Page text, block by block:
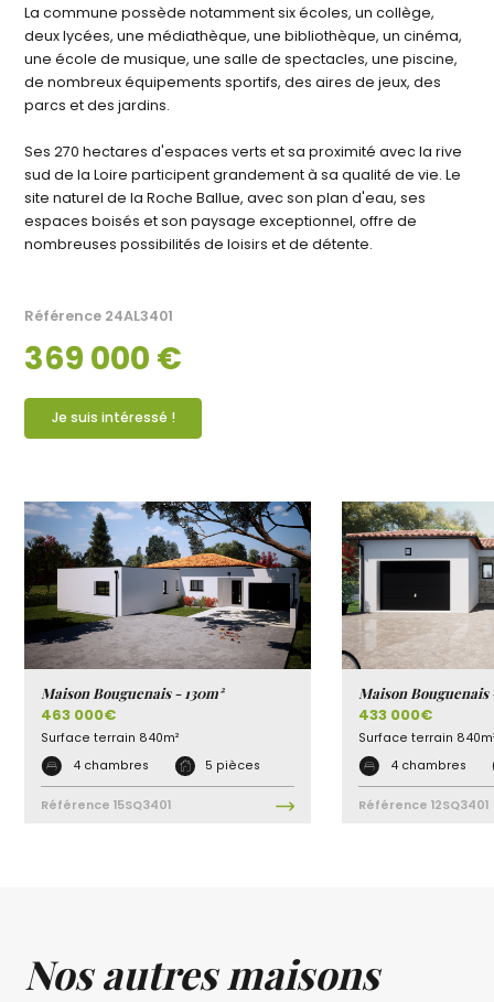
La commune possède notamment six écoles, un collège,
deux lycées, une médiathèque, une bibliothèque, un cinéma,
une école de musique, une salle de spectacles, une piscine,
de nombreux équipements sportifs, des aires de jeux, des
parcs et des jardins.
Ses 270 hectares d'espaces verts et sa proximité avec la rive
sud de la Loire participent grandement à sa qualité de vie. Le
site naturel de la Roche Ballue, avec son plan d'eau, ses
espaces boisés et son paysage exceptionnel, offre de
nombreuses possibilités de loisirs et de détente.
369 000 €
Référence 24AL3401
Je suis intéressé !
Maison Bouguenais - 130m²
463 000€
Surface terrain 840m²
4 chambres
5 pièces
Référence 15SQ3401
Maison Bouguenais
433 000€
Surface terrain
4 chambres
Référence 12SQ3401
Nos autres maisons